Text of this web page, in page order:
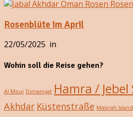
Rosenblüte im April
22/05/2025 in
Wohin soll die Reise gehen?
Al Mouj Dimaniyat Hamra / Jebel
Akhdar Küstenstraße Masirah Island